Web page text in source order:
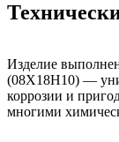
Изделие
(08Х18Н10) —
коррозии и
многими